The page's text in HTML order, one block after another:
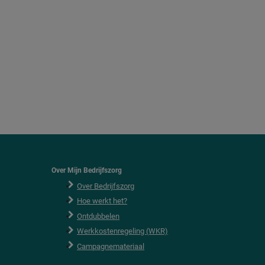
Over Mijn Bedrijfszorg
Over Bedrijfszorg
Hoe werkt het?
Ontdubbelen
Werkkostenregeling (WKR)
Campagnemateriaal